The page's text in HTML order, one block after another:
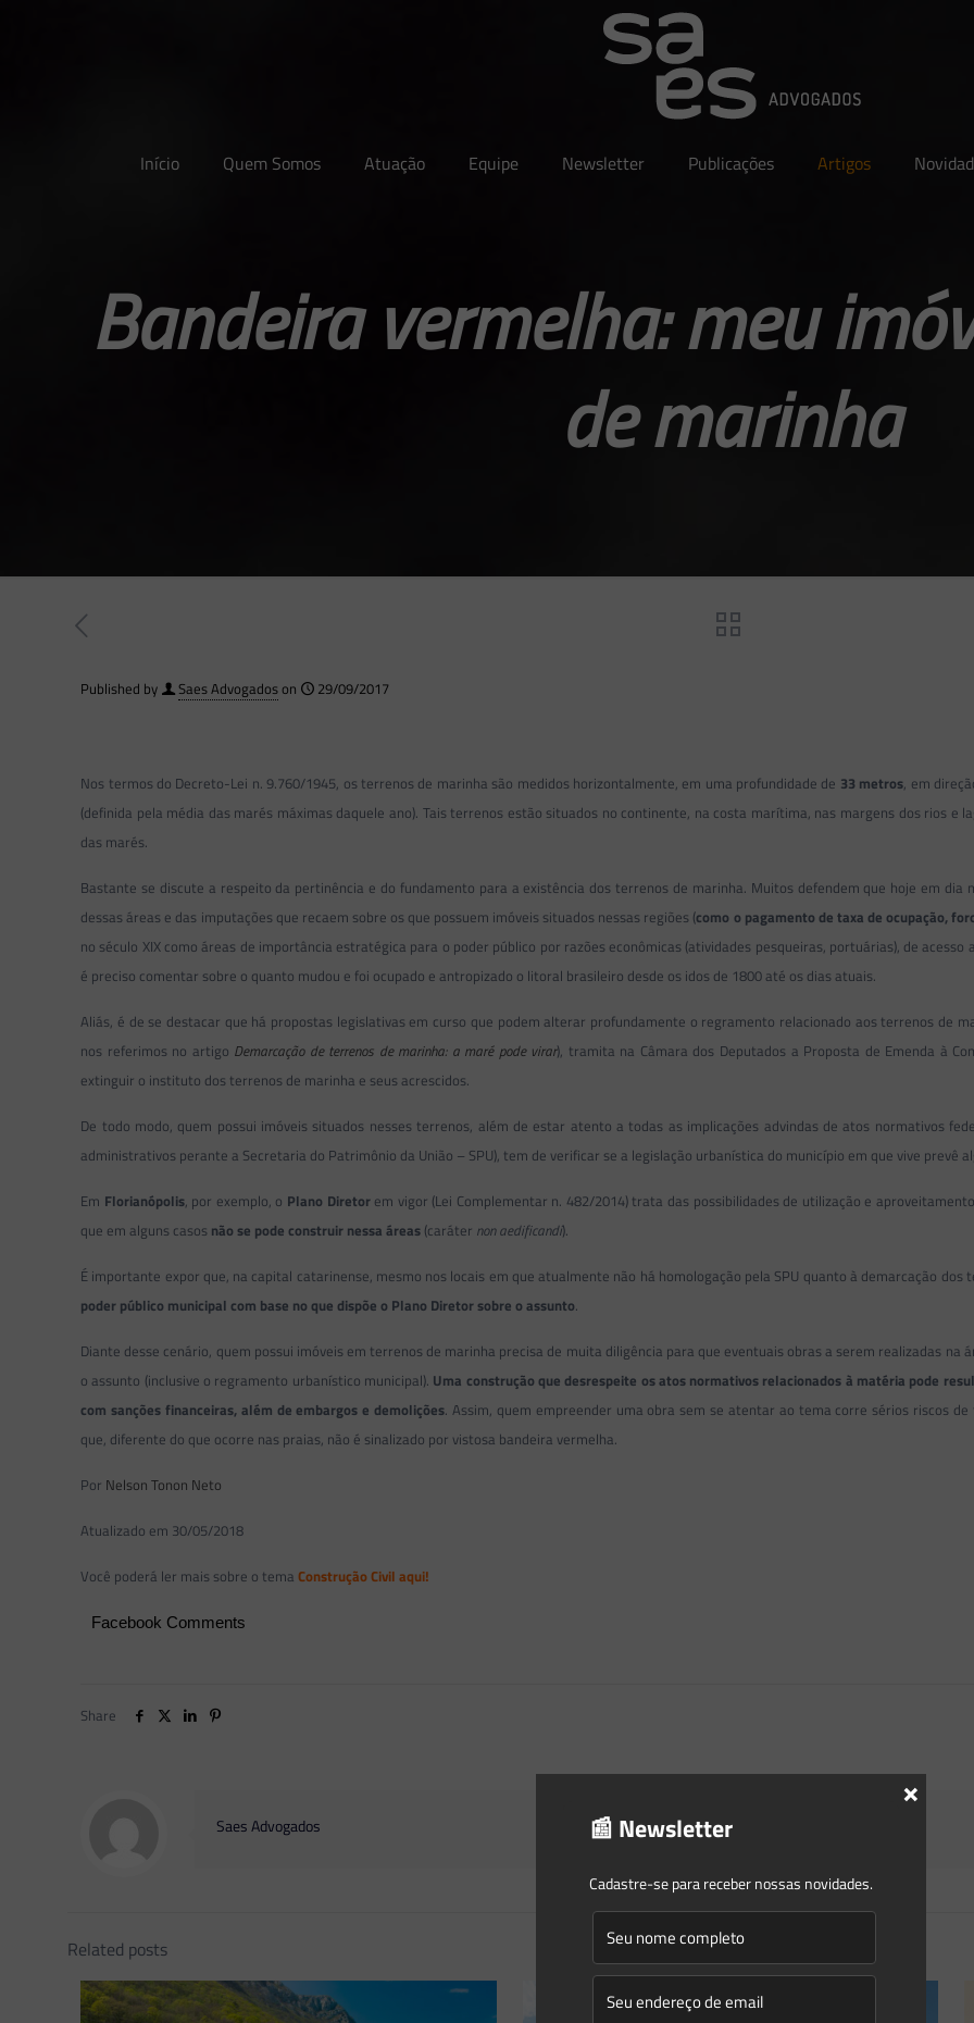
Início Quem Somos Atuação Equipe Newsletter Publicações Artigos
Bandeira vermelha: meu
de marinha
Published by Saes Advogadoson 29/09/2017
Nos termos do Decreto-Lei n. 9.760/1945, os terrenos de marinha são medidos horizontalmente, em uma profundidade de 33 metros, em
(definida pela média das marés máximas daquele ano). Tais terrenos estão situados no continente, na costa marítima, nas margens dos rios e
das marés.
Bastante se discute a respeito da pertinência e do fundamento para a existência dos terrenos de marinha. Muitos defendem que hoje em
dessas áreas e das imputações que recaem sobre os que possuem imóveis situados nessas regiões (como o pagamento de taxa de ocupação,
no século XIX como áreas de importância estratégica para o poder público por razões econômicas (atividades pesqueiras, portuárias), de
é preciso comentar sobre o quanto mudou e foi ocupado e antropizado o litoral brasileiro desde os idos de 1800 até os dias atuais.
Aliás, é de se destacar que há propostas legislativas em curso que podem alterar profundamente o regramento relacionado aos terrenos de
nos referimos no artigo Demarcação de terrenos de marinha: a maré pode virar), tramita na Câmara dos Deputados a Proposta de Emenda à
extinguir o instituto dos terrenos de marinha e seus acrescidos.
De todo modo, quem possui imóveis situados nesses terrenos, além de estar atento a todas as implicações advindas de atos normativos
administrativos perante a Secretaria do Patrimônio da União – SPU), tem de verificar se a legislação urbanística do município em que vive
Em Florianópolis, por exemplo, o Plano Diretorem vigor (Lei Complementar n. 482/2014) trata das possibilidades de utilização e
que em alguns casos não se pode construir nessa áreas (caráter non aedificandi).
É importante expor que, na capital catarinense, mesmo nos locais em que atualmente não há homologação pela SPU quanto à demarcação
poder público municipal com base no que dispõe o Plano Diretor sobre o assunto.
Diante desse cenário, quem possui imóveis em terrenos de marinha precisa de muita diligência para que eventuais obras a serem realizadas na
o assunto (inclusive o regramento urbanístico municipal). Uma construção que desrespeite os atos normativos relacionados à matéria pode
com sanções financeiras, além de embargos e demolições. Assim, quem empreender uma obra sem se atentar ao tema corre sérios riscos
que, diferente do que ocorre nas praias, não é sinalizado por vistosa bandeira vermelha.
Por Nelson Tonon Neto
Atualizado em 30/05/2018
Você poderá ler mais sobre o temaConstrução Civil aqui!
Facebook Comments
Share
Saes Advogados
Related posts
📰 Newsletter
Cadastre-se para receber nossas novidades.
×